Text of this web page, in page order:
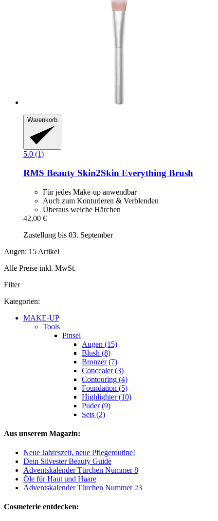
Warenkorb
5.0 (1)
RMS Beauty Skin2Skin Everything Brush
Für jedes Make-up anwendbar
Auch zum Konturieren & Verblenden
Überaus weiche Härchen
42,00 €
Zustellung bis 03. September
Augen: 15 Artikel
Alle Preise inkl. MwSt.
Filter
Kategorien:
MAKE-UP
Tools
Pinsel
Augen (15)
Blush (8)
Bronzer (7)
Concealer (3)
Contouring (4)
Foundation (5)
Highlighter (10)
Puder (9)
Sets (2)
Aus unserem Magazin:
Neue Jahreszeit, neue Pflegeroutine!
Dein Silvester Beauty Guide
Adventskalender Türchen Nummer 8
Öle für Haut und Haare
Adventskalender Türchen Nummer 23
Cosmeterie entdecken: